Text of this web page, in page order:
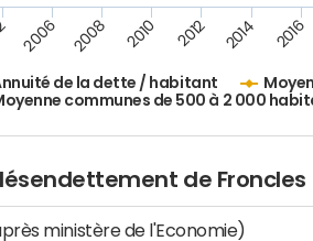
de la dette / habitant
communes de 500 à 2 000
2006 2008 2010 2012 2014 2016
de Froncles
ministère de l'Economie)